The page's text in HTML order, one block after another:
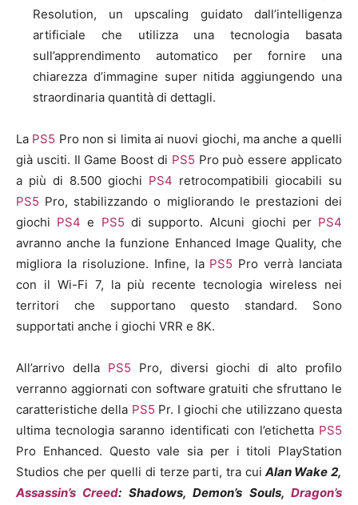
Resolution, un upscaling guidato dall’intelligenza
artificiale che utilizza una tecnologia basata
sull’apprendimento automatico per fornire una
chiarezza d’immagine super nitida aggiungendo una
straordinaria quantità di dettagli.
La PS5 Pro non si limita ai nuovi giochi, ma anche a quelli
già usciti. Il Game Boost di PS5 Pro può essere applicato
a più di 8.500 giochi PS4 retrocompatibili giocabili su
PS5 Pro, stabilizzando o migliorando le prestazioni dei
giochi PS4 e PS5 di supporto. Alcuni giochi per PS4
avranno anche la funzione Enhanced Image Quality, che
migliora la risoluzione. Infine, la PS5 Pro verrà lanciata
con il Wi-Fi 7, la più recente tecnologia wireless nei
territori che supportano questo standard. Sono
supportati anche i giochi VRR e 8K.
All’arrivo della PS5 Pro, diversi giochi di alto profilo
verranno aggiornati con software gratuiti che sfruttano le
caratteristiche della PS5 Pr. I giochi che utilizzano questa
ultima tecnologia saranno identificati con l’etichetta PS5
Pro Enhanced. Questo vale sia per i titoli PlayStation
Studios che per quelli di terze parti, tra cui Alan Wake 2,
Assassin’s Creed: Shadows, Demon’s Souls,Dragon’s